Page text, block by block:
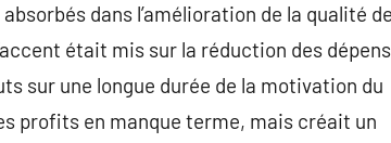
dans l’amélioration de la qualité
était mis sur la réduction des
sur une longue durée de la motivation du
profits en manque terme, mais créait un